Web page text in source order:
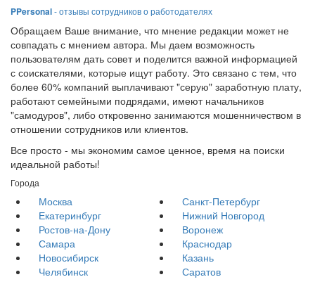
PPersonal- отзывы сотрудников о работодателях
Обращаем Ваше внимание, что мнение редакции может не
совпадать с мнением автора. Мы даем возможность
пользователям дать совет и поделится важной информацией
с соискателями, которые ищут работу. Это связано с тем, что
более 60% компаний выплачивают "серую" заработную плату,
работают семейными подрядами, имеют начальников
"самодуров", либо откровенно занимаются мошенничеством в
отношении сотрудников или клиентов.
Все просто - мы экономим самое ценное, время на поиски
идеальной работы!
Города
Москва
Санкт-Петербург
Екатеринбург
Нижний Новгород
Ростов-на-Дону
Воронеж
Самара
Краснодар
Новосибирск
Казань
Челябинск
Саратов